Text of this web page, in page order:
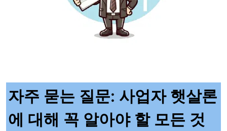
자주 묻는 질문: 사업자 햇살론
에 대해 꼭 알아야 할 모든 것